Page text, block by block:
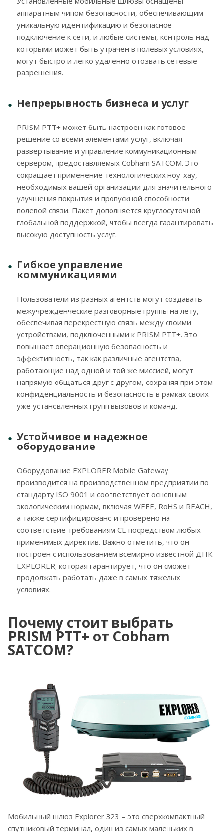
аппаратным чипом безопасности, обеспечивающим
уникальную идентификацию и безопасное
подключение к сети, и любые системы, контроль над
которыми может быть утрачен в полевых условиях,
могут быстро и легко удаленно отозвать сетевые
разрешения.
Непрерывность бизнеса и услуг
PRISM PTT+ может быть настроен как готовое
решение со всеми элементами услуг, включая
развертывание и управление коммуникационным
сервером, предоставляемых Cobham SATCOM. Это
сокращает применение технологических ноу-хау,
необходимых вашей организации для значительного
улучшения покрытия и пропускной способности
полевой связи. Пакет дополняется круглосуточной
глобальной поддержкой, чтобы всегда гарантировать
высокую доступность услуг.
Гибкое управление
коммуникациями
Пользователи из разных агентств могут создавать
межучрежденческие разговорные группы на лету,
обеспечивая перекрестную связь между своими
устройствами, подключенными к PRISM PTT+. Это
повышает операционную безопасность и
эффективность, так как различные агентства,
работающие над одной и той же миссией, могут
напрямую общаться друг с другом, сохраняя при этом
конфиденциальность и безопасность в рамках своих
уже установленных групп вызовов и команд.
Устойчивое и надежное
оборудование
Оборудование EXPLORER Mobile Gateway
производится на производственном предприятии по
стандарту ISO 9001 и соответствует основным
экологическим нормам, включая WEEE, RoHS и REACH,
а также сертифицировано и проверено на
соответствие требованиям CE посредством любых
применимых директив. Важно отметить, что он
построен с использованием всемирно известной ДНК
EXPLORER, которая гарантирует, что он сможет
продолжать работать даже в самых тяжелых
условиях.
Почему стоит выбрать
PRISM PTT+ от Cobham
SATCOM?
Мобильный шлюз Explorer 323 – это сверхкомпактный
спутниковый терминал, один из самых маленьких в